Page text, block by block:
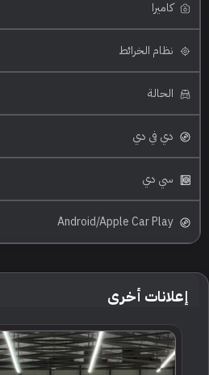
كاميرا
نظام الخرائط
الحالة
دي في دي
سي دي
Android/Apple Car Play
إعلانات أخرى